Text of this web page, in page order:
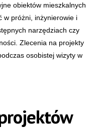
obiektów mieszkalnych
w próżni, inżynierowie i
narzędziach czy
Zlecenia na projekty
osobistej wizyty w